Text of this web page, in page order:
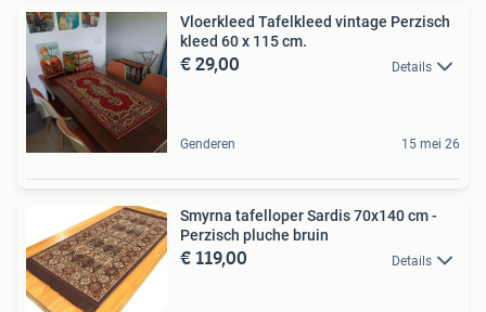
Vloerkleed Tafelkleed vintage Perzisch
kleed 60 x 115 cm.
€ 29,00 Details
Genderen 15 mei 26
Smyrna tafelloper Sardis 70x140 cm -
Perzisch pluche bruin
€ 119,00 Details